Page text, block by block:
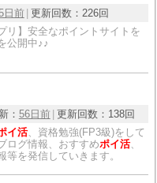
日前 更新回数： 226回
リ】安全なポイントサイトを
公開中♪♪
： 56日前 更新回数： 138回
イ活、資格勉強(FP3級)をして
ログ情報、おすすめポイ活、
等を発信していきます。